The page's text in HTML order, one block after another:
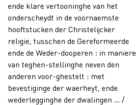
ende klare vertooninghe van het
onderscheydt in de voornaemste
hooftstucken der Christelijcker
religie, tusschen de Gereformeerde
ende de Weder-dooperen : in maniere
van teghen-stellinghe neven den
anderen voor-ghestelt : met
bevestiginge der waerheyt, ende
wederlegginghe der dwalingen ... /